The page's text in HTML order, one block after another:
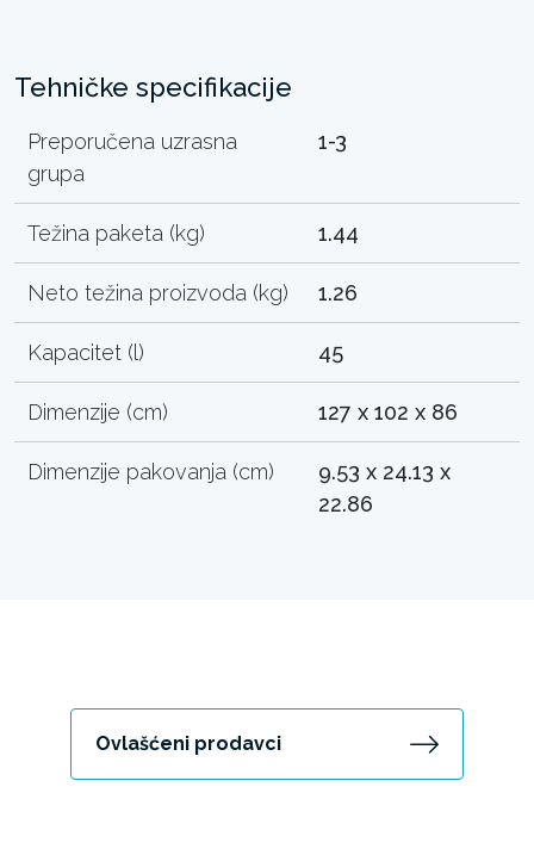
Tehničke specifikacije
Preporučena uzrasna
grupa
1-3
Težina paketa (kg) 1.44
Neto težina proizvoda (kg) 1.26
Kapacitet (l) 45
Dimenzije (cm) 127 x 102 x 86
Dimenzije pakovanja (cm)
9.53 x 24.13 x
22.86
Ovlašćeni prodavci